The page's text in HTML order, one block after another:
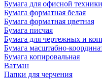
Бумага для офисной техники
Бумага форматная белая
Бумага форматная цветная
Бумага писчая
Бумага для чертежных и
Бумага масштабно-
Бумага копировальная
Ватман
Папки для черчения